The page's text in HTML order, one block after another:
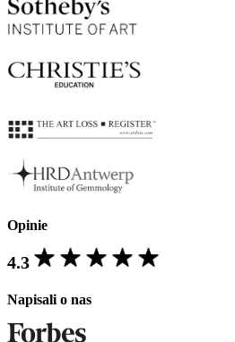
Opinie
4.3
Napisali o nas